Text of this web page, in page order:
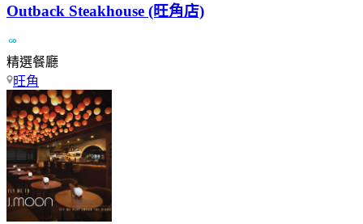
Outback Steakhouse (旺角店)
精選餐廳
旺角